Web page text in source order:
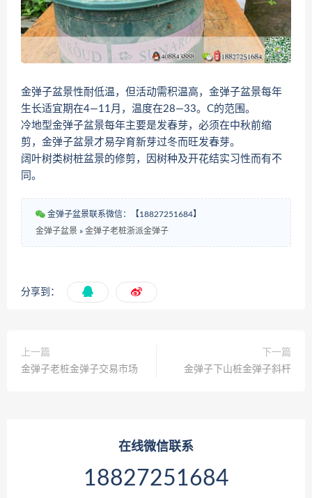
金弹子盆景性耐低温，但活动需积温高，金弹子盆景每年
生长适宜期在4—11月，温度在28—33。C的范围。
冷地型金弹子盆景每年主要是发春芽，必须在中秋前缩
剪，金弹子盆景才易孕育新芽过冬而旺发春芽。
阔叶树类树桩盆景的修剪，因树种及开花结实习性而有不
同。
金弹子盆景联系微信：【18827251684】
金弹子盆景 » 金弹子老桩浙派金弹子
分享到：
上一篇
金弹子老桩金弹子交易市场
下一篇
金弹子下山桩金弹子斜杆
在线微信联系
18827251684